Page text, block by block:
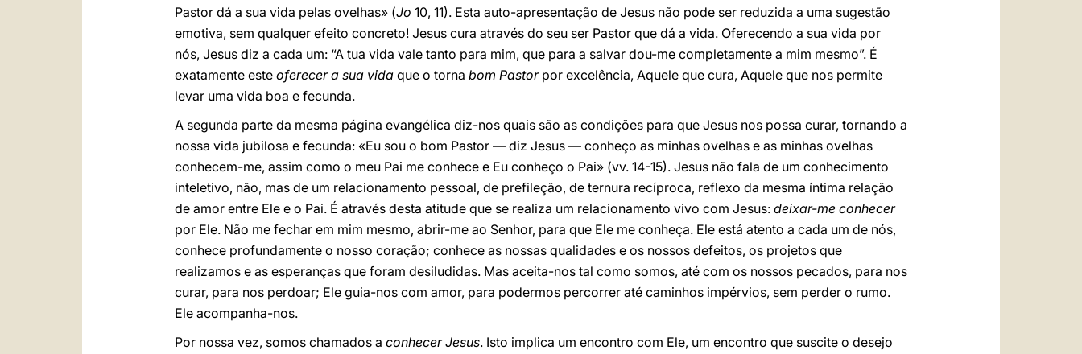
Pastor dá a sua vida pelas ovelhas» (Jo 10, 11). Esta auto-apresentação de Jesus não pode ser reduzida a uma sugestão
emotiva, sem qualquer efeito concreto! Jesus cura através do seu ser Pastor que dá a vida. Oferecendo a sua vida por
nós, Jesus diz a cada um: “A tua vida vale tanto para mim, que para a salvar dou-me completamente a mim mesmo”. É
exatamente este oferecer a sua vida que o torna bom Pastor por excelência, Aquele que cura, Aquele que nos permite
levar uma vida boa e fecunda.
A segunda parte da mesma página evangélica diz-nos quais são as condições para que Jesus nos possa curar, tornando a
nossa vida jubilosa e fecunda: «Eu sou o bom Pastor — diz Jesus — conheço as minhas ovelhas e as minhas ovelhas
conhecem-me, assim como o meu Pai me conhece e Eu conheço o Pai» (vv. 14-15). Jesus não fala de um conhecimento
inteletivo, não, mas de um relacionamento pessoal, de prefileção, de ternura recíproca, reflexo da mesma íntima relação
de amor entre Ele e o Pai. É através desta atitude que se realiza um relacionamento vivo com Jesus: deixar-me conhecer
por Ele. Não me fechar em mim mesmo, abrir-me ao Senhor, para que Ele me conheça. Ele está atento a cada um de nós,
conhece profundamente o nosso coração; conhece as nossas qualidades e os nossos defeitos, os projetos que
realizamos e as esperanças que foram desiludidas. Mas aceita-nos tal como somos, até com os nossos pecados, para nos
curar, para nos perdoar; Ele guia-nos com amor, para podermos percorrer até caminhos impérvios, sem perder o rumo.
Ele acompanha-nos.
Por nossa vez, somos chamados a conhecer Jesus. Isto implica um encontro com Ele, um encontro que suscite o desejo